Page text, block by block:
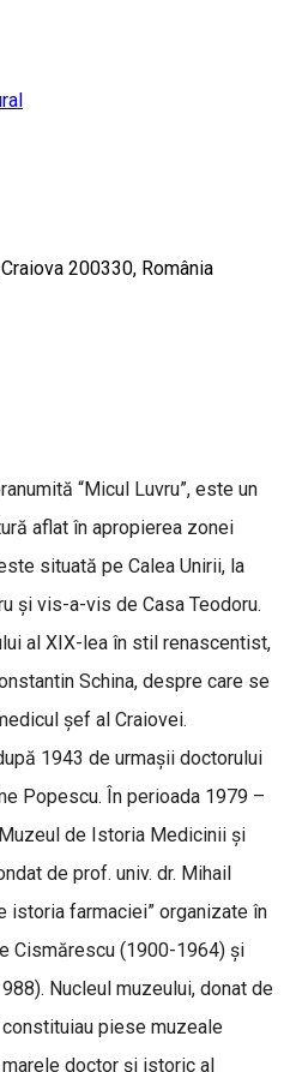
200330, România
“Micul Luvru”, este un
aflat în apropierea zonei
situată pe Calea Unirii, la
și vis-a-vis de Casa Teodoru.
al XIX-lea în stil renascentist,
Schina, despre care se
șef al Craiovei.
1943 de urmașii doctorului
Popescu. În perioada 1979 –
de Istoria Medicinii și
de prof. univ. dr. Mihail
istoria farmaciei” organizate în
Cismărescu (1900-1964) și
Nucleul muzeului, donat de
piese muzeale
doctor și istoric al